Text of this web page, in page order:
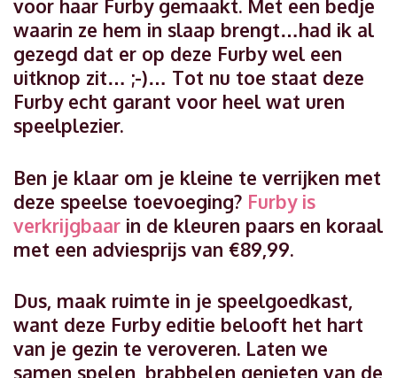
voor haar Furby gemaakt. Met een bedje
waarin ze hem in slaap brengt…had ik al
gezegd dat er op deze Furby wel een
uitknop zit… ;-)… Tot nu toe staat deze
Furby echt garant voor heel wat uren
speelplezier.
Ben je klaar om je kleine te verrijken met
deze speelse toevoeging? Furby is
verkrijgbaar in de kleuren paars en koraal
met een adviesprijs van €89,99.
Dus, maak ruimte in je speelgoedkast,
want deze Furby editie belooft het hart
van je gezin te veroveren. Laten we
samen spelen, brabbelen genieten van de